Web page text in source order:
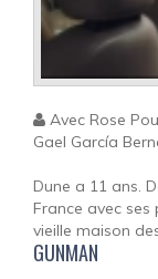
Avec Rose
Gael García
Dune a 11 ans.
France avec
vieille maison
GUNMAN